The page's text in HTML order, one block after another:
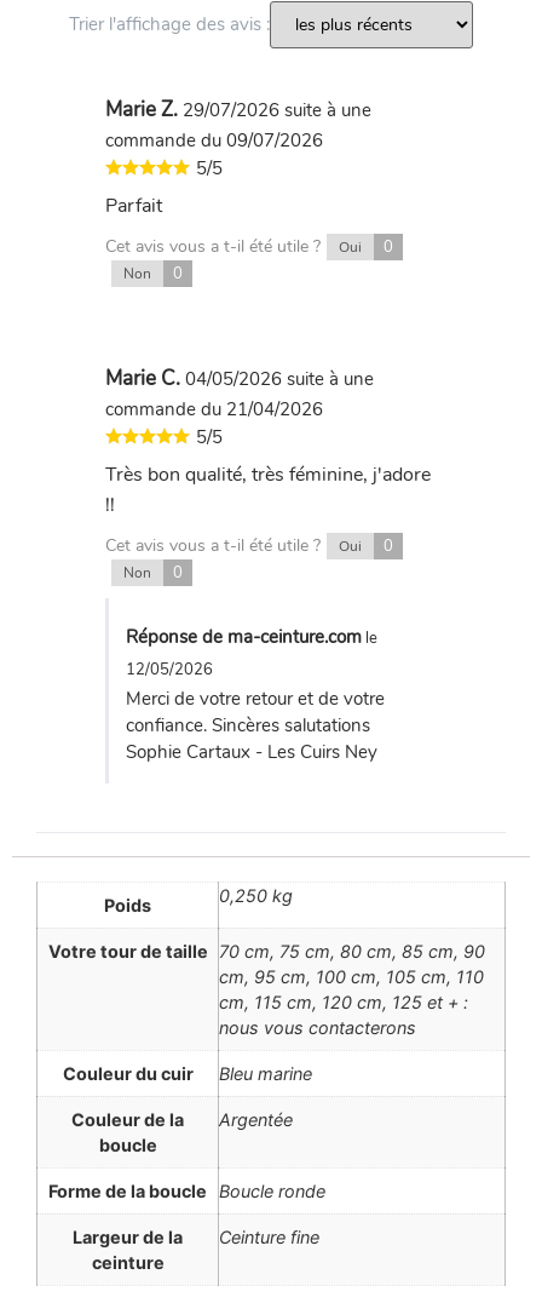
Trier l'affichage des avis :
Marie Z. 29/07/2026 suite à une
commande du 09/07/2026
5/5
Parfait
Cet avis vous a t-il été utile ? Oui 0
Non 0
Marie C. 04/05/2026 suite à une
commande du 21/04/2026
5/5
Très bon qualité, très féminine, j'adore
!!
Cet avis vous a t-il été utile ? Oui 0
Non 0
Réponse de ma-ceinture.comle
12/05/2026
Merci de votre retour et de votre
confiance. Sincères salutations
Sophie Cartaux - Les Cuirs Ney
Poids 0,250 kg
Votre tour de taille
70 cm, 75 cm, 80 cm, 85 cm, 90
cm, 95 cm, 100 cm, 105 cm, 110
cm, 115 cm, 120 cm, 125 et + :
nous vous contacterons
Couleur du cuir Bleu marine
Couleur de la
boucle
Argentée
Forme de la boucle Boucle ronde
Largeur de la
ceinture
Ceinture fine